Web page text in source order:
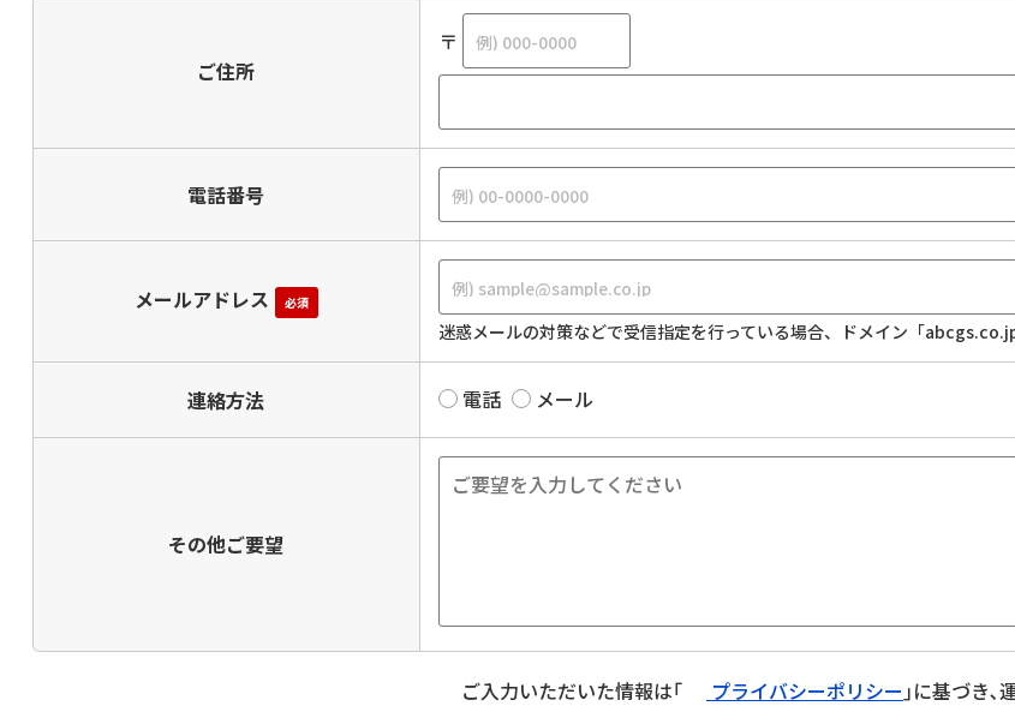
ご住所
〒
電話番号
メールアドレス 必須
迷惑メールの対策などで受信指定を行っている場合、ドメイン「
連絡方法 電話 メール
その他ご要望
ご入力いただいた情報は｢ プライバシーポリシー ｣に基づき､